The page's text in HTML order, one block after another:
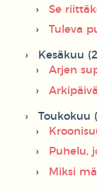
Se
Tuleva
Kesäkuu
Arjen
Toukokuu
Puhelu,
Miksi